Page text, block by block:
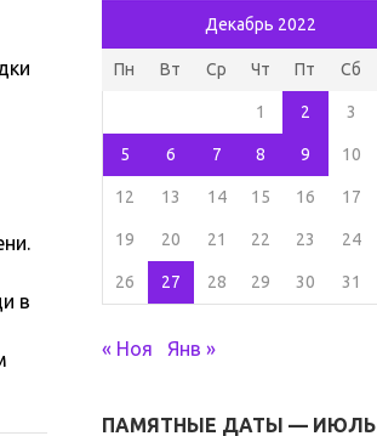
в
Декабрь 2022
Пн Вт Ср Чт Пт Сб
1 2 3
5 6 7 8 9 10
12 13 14 15 16 17
19 20 21 22 23 24
26 27 28 29 30 31
« Ноя Янв »
ПАМЯТНЫЕ ДАТЫ — ИЮЛЬ